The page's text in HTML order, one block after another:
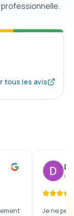
tous les avis
il y
Je ne